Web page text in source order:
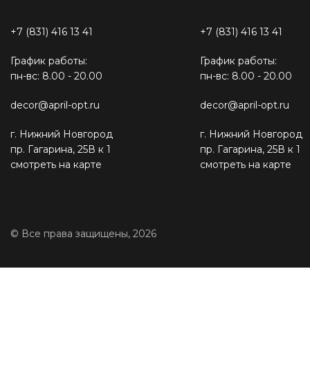
+7 (831) 416 13 41
График работы:
пн-вс: 8.00 - 20.00
decor@april-opt.ru
г. Нижний Новгород
пр. Гагарина, 25В к 1
смотреть на карте
+7 (831) 416 13 41
График работы:
пн-вс: 8.00 - 20.00
decor@april-opt.ru
г. Нижний Новгород
пр. Гагарина, 25В к 1
смотреть на карте
© Все права защищены, 2026